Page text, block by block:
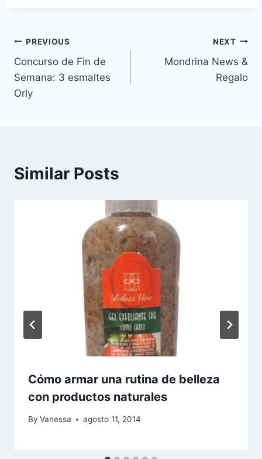
Navegación
de
entradas
PREVIOUS
Concurso de Fin de
Semana: 3 esmaltes
Orly
NEXT
Mondrina News &
Regalo
Similar Posts
Cómo armar una rutina de belleza
con productos naturales
By Vanessa agosto 11, 2014